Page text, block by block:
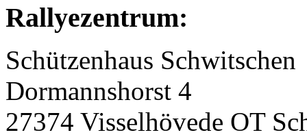
Rallyezentrum:
Schützenhaus Schwitschen
Dormannshorst 4
27374 Visselhövede OT